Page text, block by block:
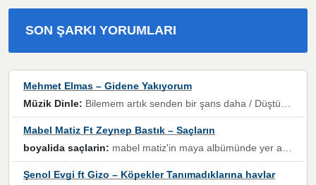
SON ŞARKI YORUMLARI
Mehmet Elmas – Gidene Yakıyorum
Müzik Dinle: Bilemem artık senden bir şans daha / Düştüğün zaman ben olmayacağım yanında” dizeleri, artık geçmişin tekrarına izin verilmeyeceğini, kişisel sınırların çizildiğini gösteriyor.
Mabel Matiz Ft Zeynep Bastık – Saçların
boyalida saçlarin: mabel matiz'in maya albümünde yer alan güzellerden. parça da şarkı hani! müzikal altyapısına vurulduğum, sözlerinde kaybolduğum bir parça olmuş.
Şenol Evgi ft Gizo – Köpekler Tanımadıklarına havlar